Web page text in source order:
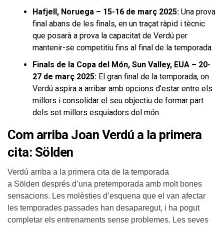
Hafjell, Noruega – 15-16 de març 2025: Una prova
final abans de les finals, en un traçat ràpid i tècnic
que posarà a prova la capacitat de Verdú per
mantenir-se competitiu fins al final de la temporada.
Finals de la Copa del Món, Sun Valley, EUA – 20-
27 de març 2025: El gran final de la temporada, on
Verdú aspira a arribar amb opcions d’estar entre els
millors i consolidar el seu objectiu de formar part
dels set millors esquiadors del món.
Com arriba Joan Verdú a la primera
cita: Sölden
Verdú arriba a la primera cita de la temporada
a Sölden després d’una pretemporada amb molt bones
sensacions. Les molèsties d’esquena que el van afectar
les temporades passades han desaparegut, i ha pogut
completar els entrenaments sense problemes. Les seves